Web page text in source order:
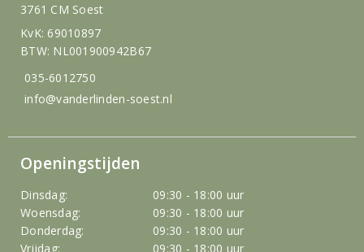
3761 CM Soest
KvK: 69010897
BTW: NL001900942B67
035-6012750
info@vanderlinden-soest.nl
Openingstijden
Dinsdag:
09:30 - 18:00 uur
Woensdag:
09:30 - 18:00 uur
Donderdag:
09:30 - 18:00 uur
Vrijdag:
09:30 - 18:00 uur